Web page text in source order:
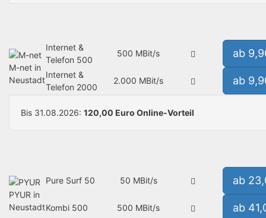
M-net in
Neustadt
Internet &
Telefon 500
500 MBit/s ab
Internet &
Telefon 2000
2.000 MBit/s ab
Bis 31.08.2026: 120,00 Euro Online-Vorteil
PYUR in
Neustadt
Pure Surf 50 50 MBit/s ab
Kombi 500 500 MBit/s ab